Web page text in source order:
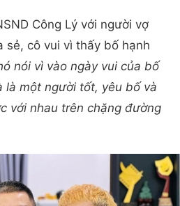
Công Lý với người vợ
sẻ, cô vui vì thấy bố hạnh
nói vì vào ngày vui của bố
là một người tốt, yêu bố và
với nhau trên chặng đường